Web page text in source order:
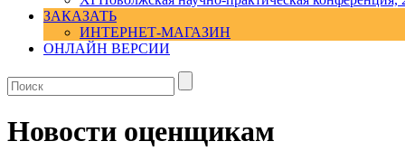
ЗАКАЗАТЬ
ИНТЕРНЕТ-МАГАЗИН
ОНЛАЙН ВЕРСИИ
Новости оценщикам